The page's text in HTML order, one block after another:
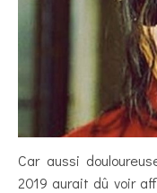
Car aussi
2019 aurait dû voir